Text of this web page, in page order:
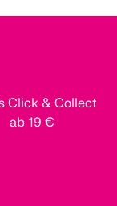
Click & Collect
ab 19 €